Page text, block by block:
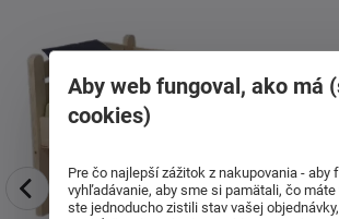
Aby web fungoval, ako má
cookies)
Pre čo najlepší zážitok z nakupovania - aby
vyhľadávanie, aby sme si pamätali, čo
ste jednoducho zistili stav vašej